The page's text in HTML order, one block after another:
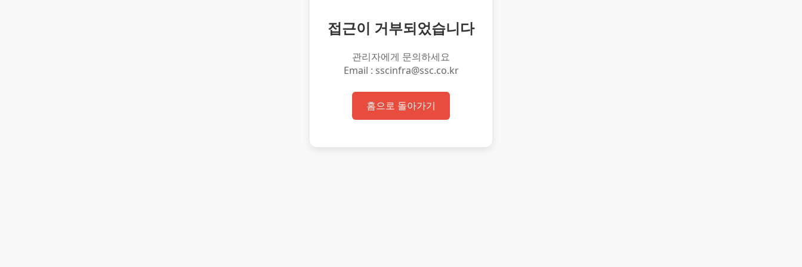
접근이 거부되었습니다
관리자에게 문의하세요
Email : sscinfra@ssc.co.kr
홈으로 돌아가기